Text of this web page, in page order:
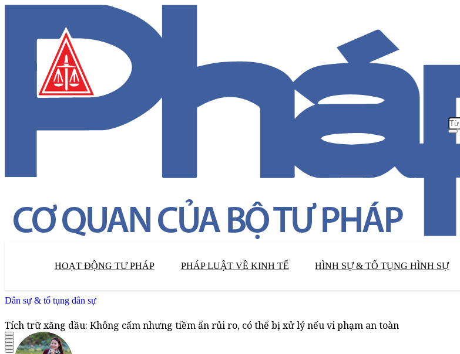
HOẠT ĐỘNG TƯ PHÁP PHÁP LUẬT VỀ KINH TẾ HÌNH SỰ & TỐ TỤNG HÌNH SỰ
Dân sự & tố tụng dân sự
Tích trữ xăng dầu: Không cấm nhưng tiềm ẩn rủi ro, có thể bị xử lý nếu vi phạm an toàn